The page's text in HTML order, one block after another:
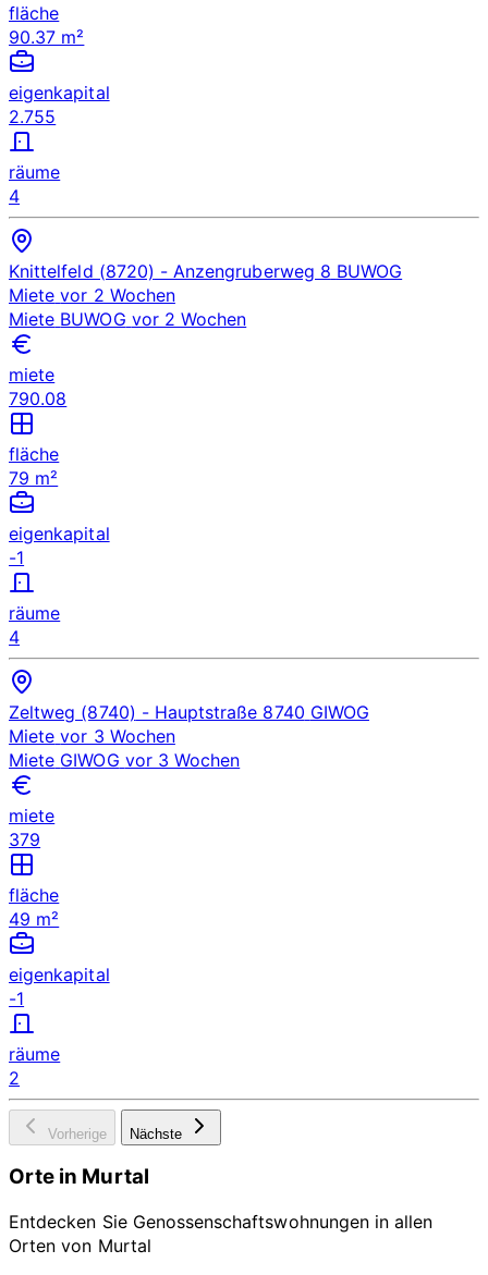
fläche
90.37 m²
eigenkapital
2.755
räume
4
Knittelfeld (8720) - Anzengruberweg 8 BUWOG
Miete vor 2 Wochen
Miete BUWOG vor 2 Wochen
miete
790.08
fläche
79 m²
eigenkapital
-1
räume
4
Zeltweg (8740) - Hauptstraße 8740 GIWOG
Miete vor 3 Wochen
Miete GIWOG vor 3 Wochen
miete
379
fläche
49 m²
eigenkapital
-1
räume
2
Vorherige Nächste
Orte in Murtal
Entdecken Sie Genossenschaftswohnungen in allen
Orten von Murtal